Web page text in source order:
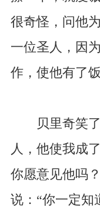
很奇怪，问他
一位圣人，因
作，使他有了饭
贝里奇笑了
人，他使我成
你愿意见他吗
说：“你一定知